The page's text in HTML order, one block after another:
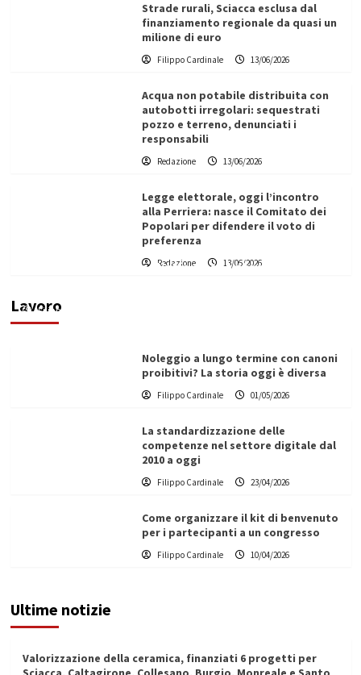
Strade rurali, Sciacca esclusa dal
finanziamento regionale da quasi un
milione di euro
Filippo Cardinale 13/06/2026
Acqua non potabile distribuita con
autobotti irregolari: sequestrati
pozzo e terreno, denunciati i
responsabili
Redazione 13/06/2026
Legge elettorale, oggi l’incontro
alla Perriera: nasce il Comitato dei
Popolari per difendere il voto di
preferenza
Redazione 13/06/2026
Lavoro
Vino in Italia: il giro d’affari contribuisce
Filippo Cardinale
Noleggio a lungo termine con canoni
proibitivi? La storia oggi è diversa
Filippo Cardinale 01/05/2026
La standardizzazione delle
competenze nel settore digitale dal
2010 a oggi
Filippo Cardinale 23/04/2026
Come organizzare il kit di benvenuto
per i partecipanti a un congresso
Filippo Cardinale 10/04/2026
Ultime notizie
Valorizzazione della ceramica, finanziati 6 progetti per